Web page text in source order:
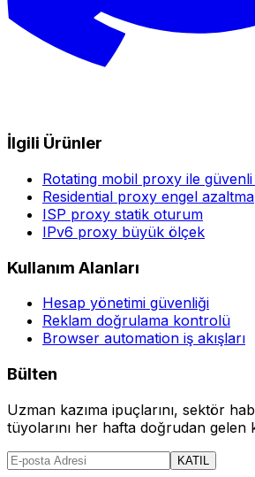
İlgili Ürünler
Rotating mobil proxy ile
Residential proxy engel azaltma
ISP proxy statik oturum
IPv6 proxy büyük ölçek
Kullanım Alanları
Hesap yönetimi güvenliği
Reklam doğrulama kontrolü
Browser automation iş akışları
Bülten
Uzman kazıma ipuçlarını, sektör
tüyolarını her hafta doğrudan gelen
KATIL